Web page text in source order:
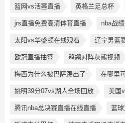
篮网vs活塞直播 英格兰足总杯
jrs直播免费高清体育直播 nba战
太阳vs华盛顿在线观看 辽宁男篮
欧冠直播抽签 鹈鹕对阵灰熊视频
梅西为什么被巴萨踢出了 在哪里
姚明39分07vs湖人全场回放 美国
腾讯nba总决赛直播在线直播 篮